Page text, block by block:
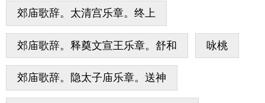
郊庙歌辞。太清宫乐章。终上
郊庙歌辞。释奠文宣王乐章。舒和 咏桃
郊庙歌辞。隐太子庙乐章。送神